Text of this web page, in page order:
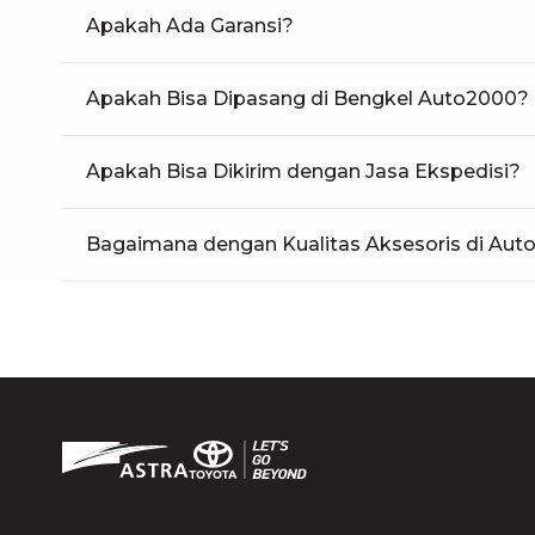
Apakah Ada Garansi?
Apakah Bisa Dipasang di Bengkel Auto2000?
Apakah Bisa Dikirim dengan Jasa Ekspedisi?
Bagaimana dengan Kualitas Aksesoris di